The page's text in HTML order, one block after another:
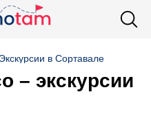
Экскурсии в Сортавале
– экскурсии